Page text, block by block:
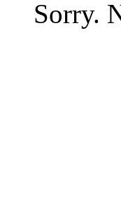
Sorry.